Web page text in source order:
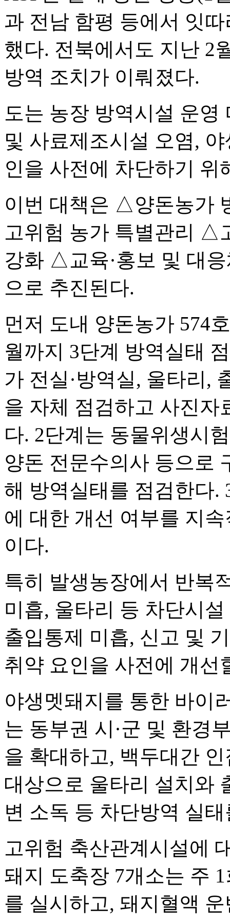
과 전남 함평 등에서 잇
했다. 전북에서도 지난 2
방역 조치가 이뤄졌다.
도는 농장 방역시설 운영
및 사료제조시설 오염,
인을 사전에 차단하기
이번 대책은 △양돈농가
고위험 농가 특별관리 △
강화 △교육·홍보 및 대
으로 추진된다.
먼저 도내 양돈농가 574
월까지 3단계 방역실태
가 전실·방역실, 울타리,
을 자체 점검하고 사진자
다. 2단계는 동물위생시
양돈 전문수의사 등으로
해 방역실태를 점검한다.
에 대한 개선 여부를 지
이다.
특히 발생농장에서 반복
미흡, 울타리 등 차단시
출입통제 미흡, 신고 및
취약 요인을 사전에 개선
야생멧돼지를 통한 바이
는 동부권 시·군 및 환경
을 확대하고, 백두대간
대상으로 울타리 설치와
변 소독 등 차단방역 실
고위험 축산관계시설에
돼지 도축장 7개소는 주
를 실시하고, 돼지혈액